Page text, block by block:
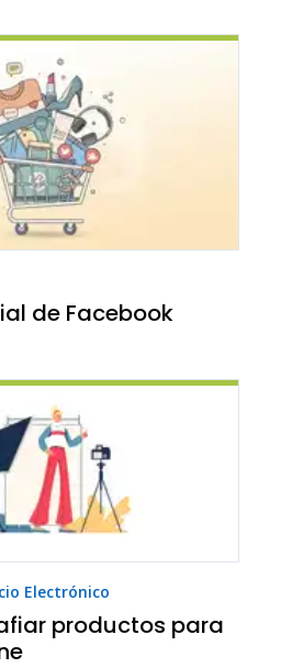
de Facebook
Electrónico
productos para